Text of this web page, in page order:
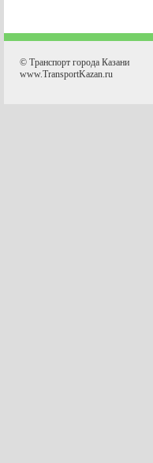
© Транспорт города Казани
www.TransportKazan.ru